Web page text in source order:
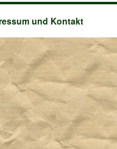
und Kontakt